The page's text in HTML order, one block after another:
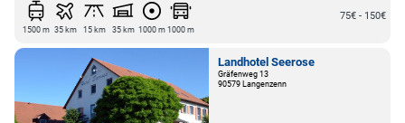
1500 m 35 km 15 km 35 km 1000 m1000 m
75€ - 150€
Landhotel Seerose
Gräfenweg 13
90579 Langenzenn